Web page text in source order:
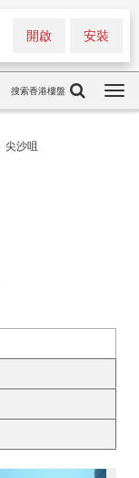
安裝
開啟
搜索香港樓盤
尖沙咀